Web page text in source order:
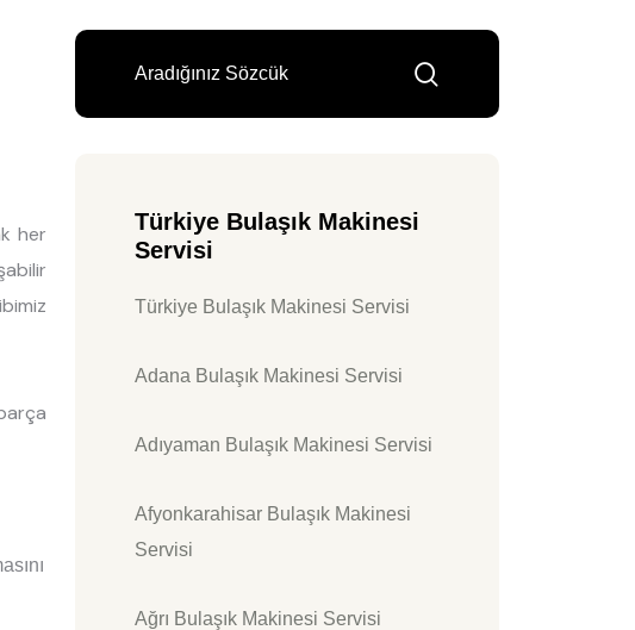
her
Türkiye Bulaşık Makinesi
Servisi
Türkiye Bulaşık Makinesi Servisi
Adana Bulaşık Makinesi Servisi
Adıyaman Bulaşık Makinesi Servisi
Afyonkarahisar Bulaşık Makinesi
Servisi
Ağrı Bulaşık Makinesi Servisi